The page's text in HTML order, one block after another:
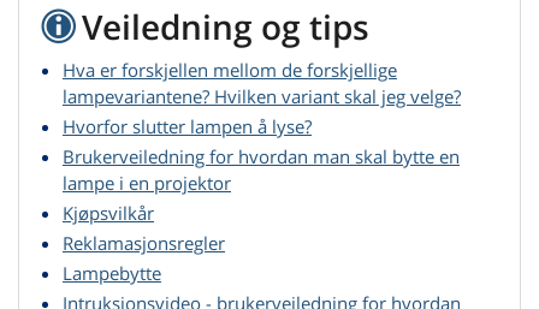
Veiledning og tips
Hva er forskjellen mellom de forskjellige
lampevariantene? Hvilken variant skal jeg velge?
Hvorfor slutter lampen å lyse?
Brukerveiledning for hvordan man skal bytte en
lampe i en projektor
Kjøpsvilkår
Reklamasjonsregler
Lampebytte
Intruksjonsvideo - brukerveiledning for hvordan